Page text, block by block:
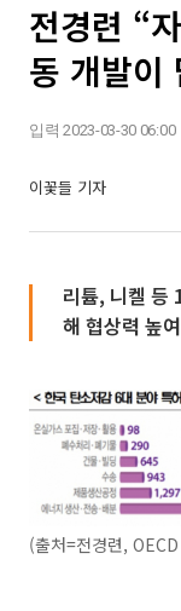
전경련 “
동 개발이
입력 2023-03-30 06:00
이꽃들 기자
리튬, 니켈 등
해 협상력 높
(출처=전경련,